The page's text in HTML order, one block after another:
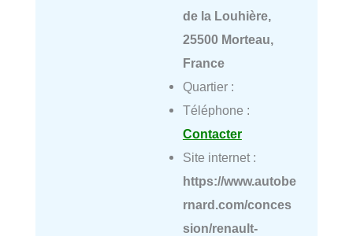
de la Louhière,
25500 Morteau,
France
Quartier :
Téléphone :
Contacter
Site internet :
https://www.autobe
rnard.com/conces
sion/renault-